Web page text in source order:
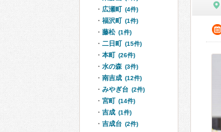
広瀬町 (4件)
福沢町 (1件)
藤松 (1件)
二日町 (15件)
本町 (26件)
水の森 (3件)
南吉成 (12件)
みやぎ台 (2件)
宮町 (14件)
吉成 (1件)
吉成台 (2件)